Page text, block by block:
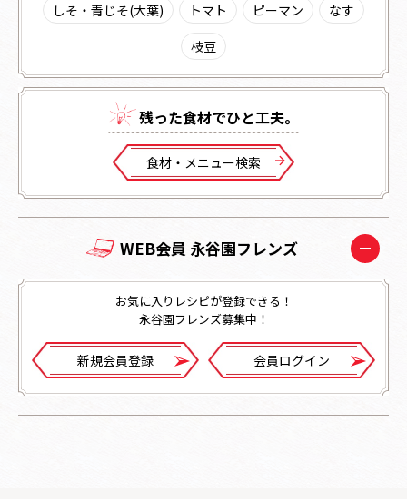
しそ・青じそ(大葉) トマト ピーマン
なす
枝豆
残った⾷材でひと⼯夫。
⾷材・メニュー検索
WEB会員 永谷園フレンズ
お気に入りレシピが登録できる！
永谷園フレンズ募集中！
新規会員登録 会員ログイン